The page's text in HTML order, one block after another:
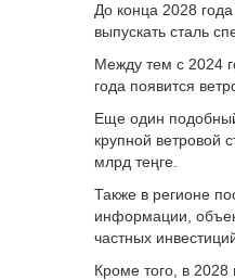
До конца 2028
выпускать сталь
Между тем с 2024
года появится
Еще один
крупной ветровой
млрд теңге.
Также в регионе
информации,
частных
Кроме того, в 2028